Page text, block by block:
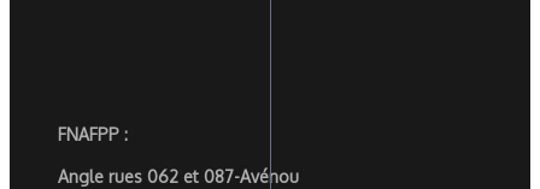
FNAFPP :
Angle rues 062 et 087-Avénou